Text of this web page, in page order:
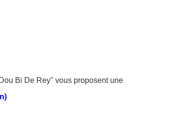
Bi De Rey" vous proposent une